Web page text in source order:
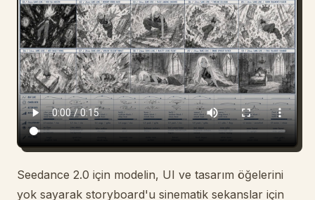
Güncellemeler
Seedance 2.0 için modelin, UI ve tasarım öğelerini
yok sayarak storyboard'u sinematik sekanslar için